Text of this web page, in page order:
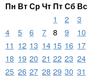
Пн ВтСрЧт ПтСб Вс
1
2
3
4
5 6 7 8 9
10
11 12 13 14 15 16 17
18 19 20 21 22 23 24
25 26 27 28 29 30 31